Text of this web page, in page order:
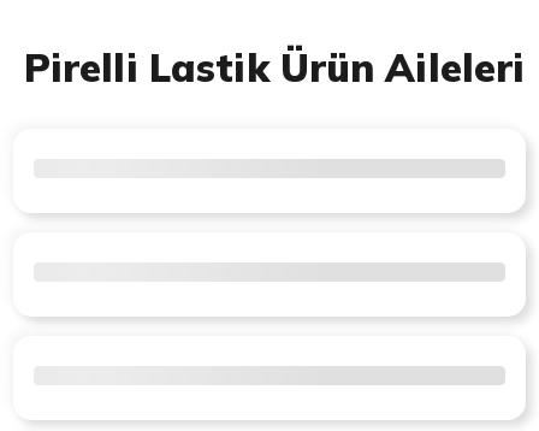
Pirelli Lastik Ürün Aileleri